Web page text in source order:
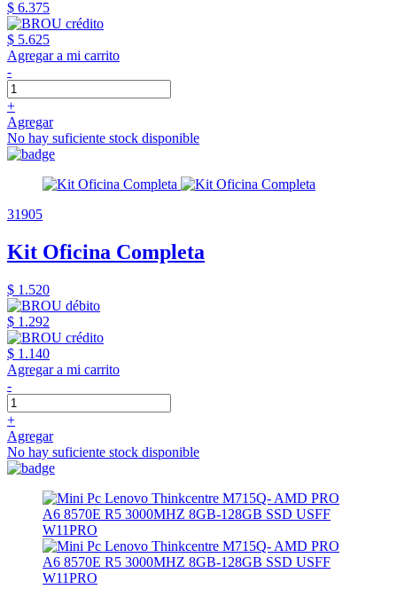
$ 6.375
$ 5.625
Agregar a mi carrito
-
+
Agregar
No hay suficiente stock disponible
31905
Kit Oficina Completa
$ 1.520
$ 1.292
$ 1.140
Agregar a mi carrito
-
+
Agregar
No hay suficiente stock disponible